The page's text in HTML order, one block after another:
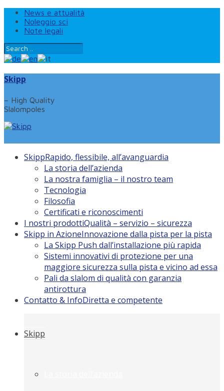
News e attualità
Noleggio sci
Note legali
Skipp
– High Quality
Slalompoles
SkippRapido, flessibile, all’avanguardia
La storia dell’azienda
La nostra famiglia – il nostro team
Tecnologia
Filosofia
Certificati e riconoscimenti
I nostri prodottiQualità – servizio – sicurezza
Skipp in AzioneInnovazione dalla pista per la pista
La Skipp Push dall’installazione più rapida
Sistemi innovativi di protezione per una
maggiore sicurezza sulla pista e vicino ad essa
Pali da slalom di qualità con garanzia
antirottura
Contatto & InfoDiretta e competente
Skipp